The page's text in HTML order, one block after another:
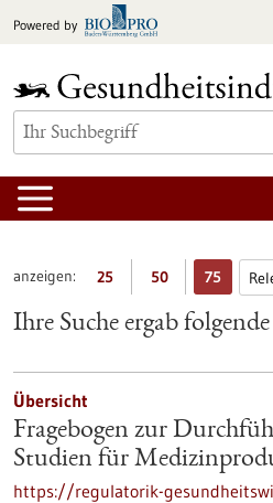
Inhalt
Powered by
anzeigen: 25 50 75
Ihre Suche ergab
Übersicht
Fragebogen zur
Studien für
https://regulatorik-